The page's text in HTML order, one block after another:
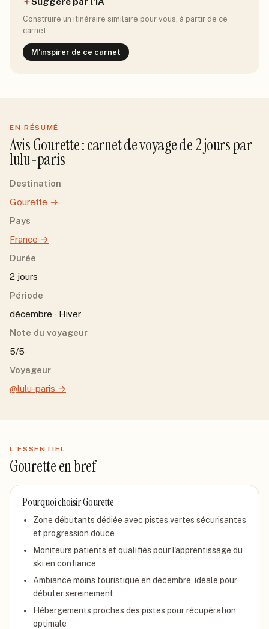
Construire un itinéraire similaire pour vous, à partir de ce
carnet.
M'inspirer de ce carnet
EN RÉSUMÉ
AvisGourette: carnet de voyage de2jourspar
lulu-paris
Destination
Gourette →
Pays
France →
Durée
2 jours
Période
décembre · Hiver
Note du voyageur
5/5
Voyageur
@lulu-paris →
L'ESSENTIEL
Gouretteen bref
Pourquoi choisirGourette
Zone débutants dédiée avec pistes vertes sécurisantes
et progression douce
Moniteurs patients et qualifiés pour l'apprentissage du
ski en confiance
Ambiance moins touristique en décembre, idéale pour
débuter sereinement
Hébergements proches des pistes pour récupération
optimale